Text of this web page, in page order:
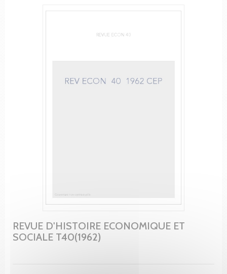
REVUE D'HISTOIRE ECONOMIQUE ET
SOCIALE T40(1962)